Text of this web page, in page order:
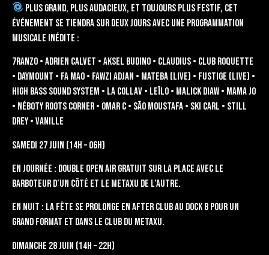
Plus grand, plus audacieux, et toujours plus festif, cet
événement se tiendra sur deux jours avec une programmation
musicale inédite :
7Ranzo • Adrien Calvet • Aksel Budino • Claudius • Club Roquette
• Daymount • Fa Mao • Fawzi Adjan • Mateba (Live) • Fustige (Live) •
High Bass Sound System • La Collav • Leïlo • Malick Diaw • Mama Jo
• Néboty Roots Corner • Omar C • São Moustafa • Ski Carl • Still
Drey • Vanille
Samedi 27 juin (14h – 06h)
En journée : Double open air gratuit sur la place avec Le
Barboteur d’un côté et le Metaxu de l’autre.
En nuit : La fête se prolonge en after club au Dock B pour un
grand format et dans le club du Metaxu.
Dimanche 28 juin (14h – 22h)